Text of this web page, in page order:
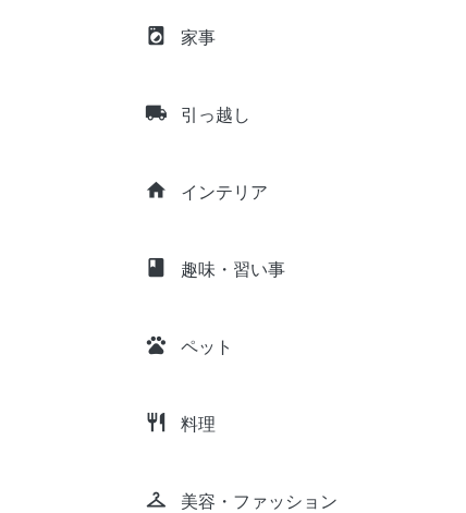
local_laundry_service 家事
local_shipping 引っ越し
home インテリア
class 趣味・習い事
pets ペット
restaurant 料理
checkroom 美容・ファッション